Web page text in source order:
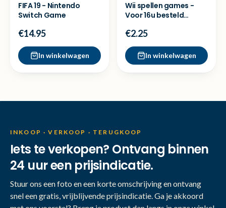
FIFA 19 - Nintendo
Switch Game
€14.95
In winkelwagen
Wii spellen games -
Voor 16u besteld
verzonden
€2.25
In winkelwagen
INKOOP · VERKOOP · TERUGKOOP
Iets te verkopen? Ontvang binnen
24 uur een prijsindicatie.
Stuur ons een foto en een korte omschrijving en ontvang
snel een gratis, vrijblijvende prijsindicatie. Ga je akkoord